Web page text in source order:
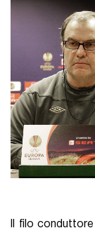
Il filo